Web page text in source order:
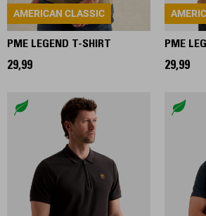
AMERICAN CLASSIC
PME LEGEND T-SHIRT
29,99
PME
29,99